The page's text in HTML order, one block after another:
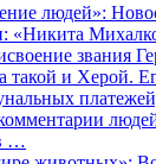
людей»:
звания
такой и Херой.
…